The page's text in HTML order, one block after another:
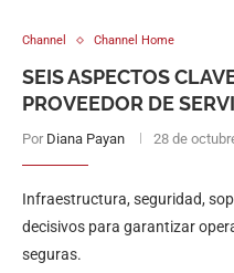
Channel Channel Home
SEIS ASPECTOS
PROVEEDOR DE
Por Diana Payan 28 de
Infraestructura, seguridad,
decisivos para garantizar
seguras.